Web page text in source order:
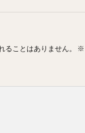
ることはありません。 ※